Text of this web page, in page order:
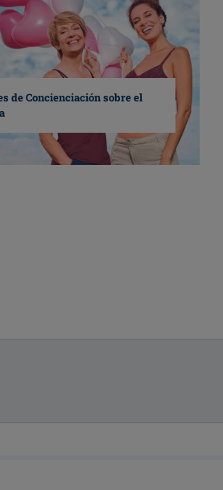
de Concienciación sobre el